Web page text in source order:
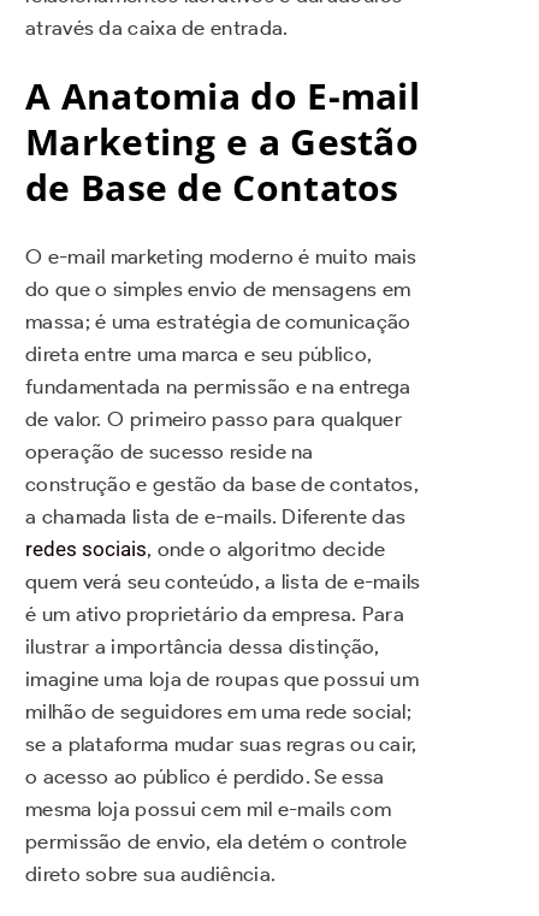
através da caixa de entrada.
A Anatomia do E-mail
Marketing e a Gestão
de Base de Contatos
O e-mail marketing moderno é muito mais
do que o simples envio de mensagens em
massa; é uma estratégia de comunicação
direta entre uma marca e seu público,
fundamentada na permissão e na entrega
de valor. O primeiro passo para qualquer
operação de sucesso reside na
construção e gestão da base de contatos,
a chamada lista de e-mails. Diferente das
redes sociais, onde o algoritmo decide
quem verá seu conteúdo, a lista de e-mails
é um ativo proprietário da empresa. Para
ilustrar a importância dessa distinção,
imagine uma loja de roupas que possui um
milhão de seguidores em uma rede social;
se a plataforma mudar suas regras ou cair,
o acesso ao público é perdido. Se essa
mesma loja possui cem mil e-mails com
permissão de envio, ela detém o controle
direto sobre sua audiência.